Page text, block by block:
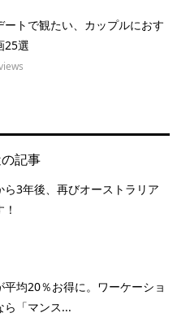
ートで観たい、カップルにおす
25選
記事
ら3年後、再びオーストラリア
平均20％お得に。ワーケーショ
ら「マンス...